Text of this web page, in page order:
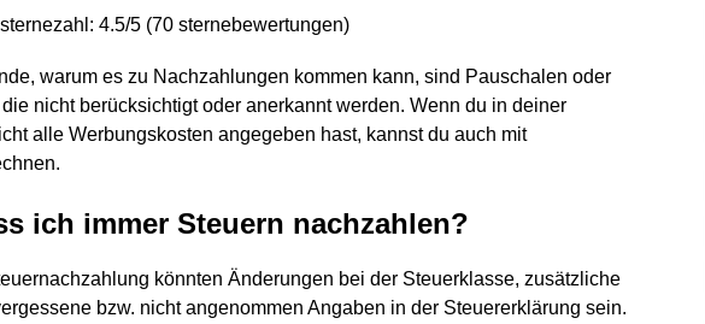
sternezahl: 4.5/5 (70 sternebewertungen)
warum es zu Nachzahlungen kommen kann, sind Pauschalen oder
nicht berücksichtigt oder anerkannt werden. Wenn du in deiner
alle Werbungskosten angegeben hast, kannst du auch mit
ich immer Steuern nachzahlen?
könnten Änderungen bei der Steuerklasse, zusätzliche
bzw. nicht angenommen Angaben in der Steuererklärung sein.